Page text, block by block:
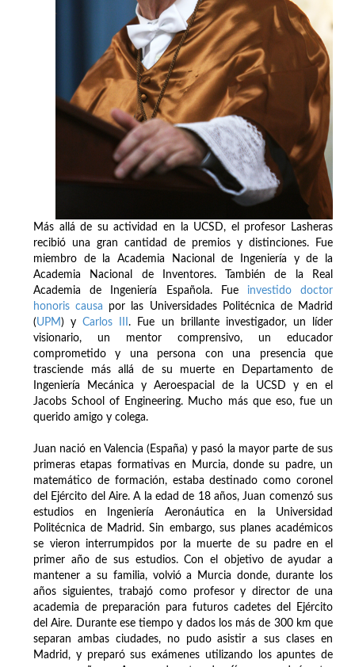
Más allá de su actividad en la UCSD, el profesor Lasheras
recibió una gran cantidad de premios y distinciones. Fue
miembro de la Academia Nacional de Ingeniería y de la
Academia Nacional de Inventores. También de la Real
Academia de Ingeniería Española. Fue investido doctor
honoris causa por las Universidades Politécnica de Madrid
(UPM ) yCarlos III. Fue un brillante investigador, un líder
visionario, un mentor comprensivo, un educador
comprometido y una persona con una presencia que
trasciende más allá de su muerte en Departamento de
Ingeniería Mecánica y Aeroespacial de la UCSD y en el
Jacobs School of Engineering. Mucho más que eso, fue un
querido amigo y colega.
Juan nació en Valencia (España) y pasó la mayor parte de sus
primeras etapas formativas en Murcia, donde su padre, un
matemático de formación, estaba destinado como coronel
del Ejército del Aire. A la edad de 18 años, Juan comenzó sus
estudios en Ingeniería Aeronáutica en la Universidad
Politécnica de Madrid. Sin embargo, sus planes académicos
se vieron interrumpidos por la muerte de su padre en el
primer año de sus estudios. Con el objetivo de ayudar a
mantener a su familia, volvió a Murcia donde, durante los
años siguientes, trabajó como profesor y director de una
academia de preparación para futuros cadetes del Ejército
del Aire. Durante ese tiempo y dados los más de 300 km que
separan ambas ciudades, no pudo asistir a sus clases en
Madrid, y preparó sus exámenes utilizando los apuntes de